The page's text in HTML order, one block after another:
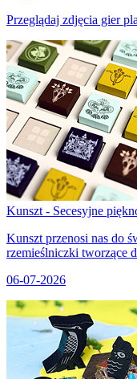
Przeglądaj zdjęcia gier
Kunszt - Secesyjne
Kunszt przenosi nas do
rzemieślniczki tworzące
06-07-2026